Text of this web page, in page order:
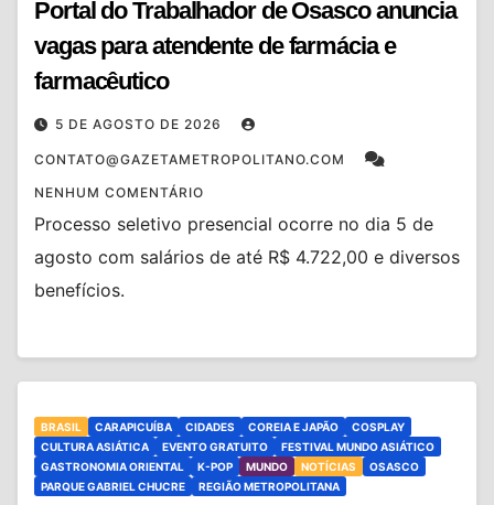
Portal do Trabalhador de Osasco anuncia
vagas para atendente de farmácia e
farmacêutico
5 DE AGOSTO DE 2026
CONTATO@GAZETAMETROPOLITANO.COM
NENHUM COMENTÁRIO
Processo seletivo presencial ocorre no dia 5 de
agosto com salários de até R$ 4.722,00 e diversos
benefícios.
BRASIL CARAPICUÍBA CIDADES COREIA E JAPÃO
COSPLAY
CULTURA ASIÁTICA
EVENTO GRATUITO
FESTIVAL MUNDO ASIÁTICO
GASTRONOMIA ORIENTAL
K-POP MUNDO NOTÍCIAS
OSASCO
PARQUE GABRIEL CHUCRE
REGIÃO METROPOLITANA